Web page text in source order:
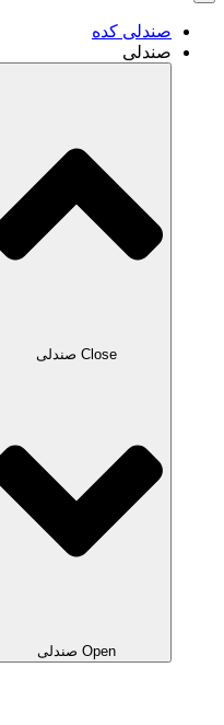
صندلی کده
صندلی
Close صندلی
Open صندلی